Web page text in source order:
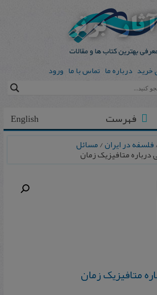
خرید درباره ما تماس با ما ورود
English فهرست
فلسفه در ایران/مسائل
متافیزیک زمان
متافیزیک زمان